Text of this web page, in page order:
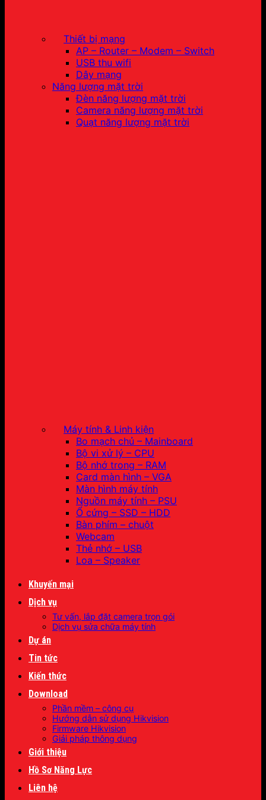
Thiết bị mạng
AP – Router – Modem – Switch
USB thu wifi
Dây mạng
Năng lượng mặt trời
Đèn năng lượng mặt trời
Camera năng lượng mặt trời
Quạt năng lượng mặt trời
Máy tính & Linh kiện
Bo mạch chủ – Mainboard
Bộ vi xử lý – CPU
Bộ nhớ trong – RAM
Card màn hình – VGA
Màn hình máy tính
Nguồn máy tính – PSU
Ổ cứng – SSD – HDD
Bàn phím – chuột
Webcam
Thẻ nhớ – USB
Loa – Speaker
Khuyến mại
Dịch vụ
Tư vấn, lắp đặt camera trọn gói
Dịch vụ sửa chữa máy tính
Dự án
Tin tức
Kiến thức
Download
Phần mềm – công cụ
Hướng dẫn sử dụng Hikvision
Firmware Hikvision
Giải pháp thông dụng
Giới thiệu
Hồ Sơ Năng Lực
Liên hệ